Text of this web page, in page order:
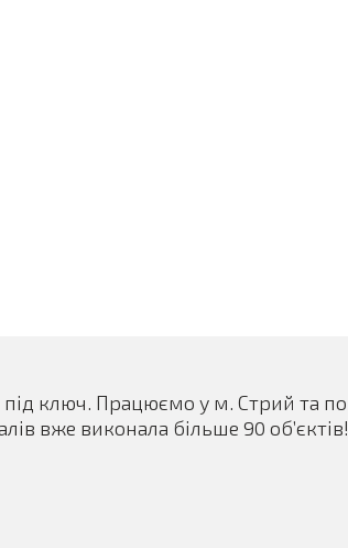
під ключ. Працюємо у м. Стрий та по
вже виконала більше 90 об’єктів!